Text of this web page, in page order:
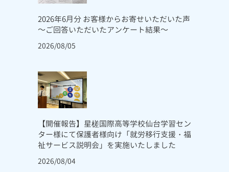
2026年6月分 お客様からお寄せいただいた声
～ご回答いただいたアンケート結果～
2026/08/05
【開催報告】星槎国際高等学校仙台学習セン
ター様にて保護者様向け「就労移行支援・福
祉サービス説明会」を実施いたしました
2026/08/04